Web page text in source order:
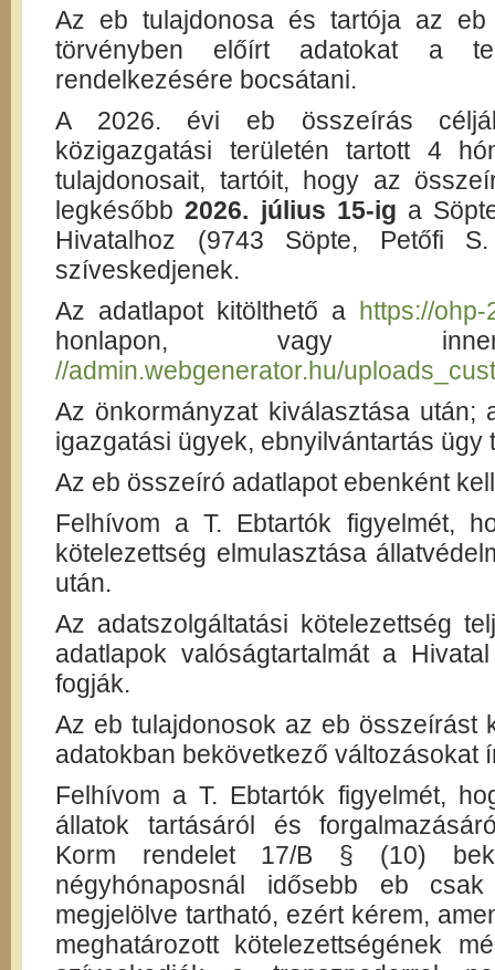
Az eb tulajdonosa és tartója az
törvényben előírt adatokat a
rendelkezésére bocsátani.
A 2026. évi eb összeírás
közigazgatási területén tartott 4
tulajdonosait, tartóit, hogy az
legkésőbb2026. július 15-ig a
Hivatalhoz (9743 Söpte, Petőfi
szíveskedjenek.
Az adatlapot kitölthető a https://ohp-
honlapon, vagy innen
//admin.webgenerator.hu/
Az önkormányzat kiválasztása után;
igazgatási ügyek, ebnyilvántartás ügy
Az eb összeíró adatlapot ebenként
Felhívom a T. Ebtartók figyelmét,
kötelezettség elmulasztása
után.
Az adatszolgáltatási kötelezettség
adatlapok valóságtartalmát a
fogják.
Az eb tulajdonosok az eb összeírást
adatokban bekövetkező változásokat
Felhívom a T. Ebtartók figyelmét,
állatok tartásáról és
Korm rendelet 17/B § (10)
négyhónaposnál idősebb eb
megjelölve tartható, ezért kérem,
meghatározott kötelezettségének